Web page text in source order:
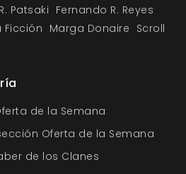
Patsaki
Fernando R. Reyes
Ficción Marga Donaire Scroll
de la Semana
Oferta de la Semana
de los Clanes